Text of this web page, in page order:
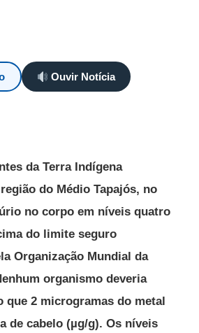
Ouvir Notícia
da Terra Indígena
do Médio Tapajós, no
no corpo em níveis quatro
do limite seguro
Organização Mundial da
organismo deveria
que 2 microgramas do metal
de cabelo (µg/g). Os níveis